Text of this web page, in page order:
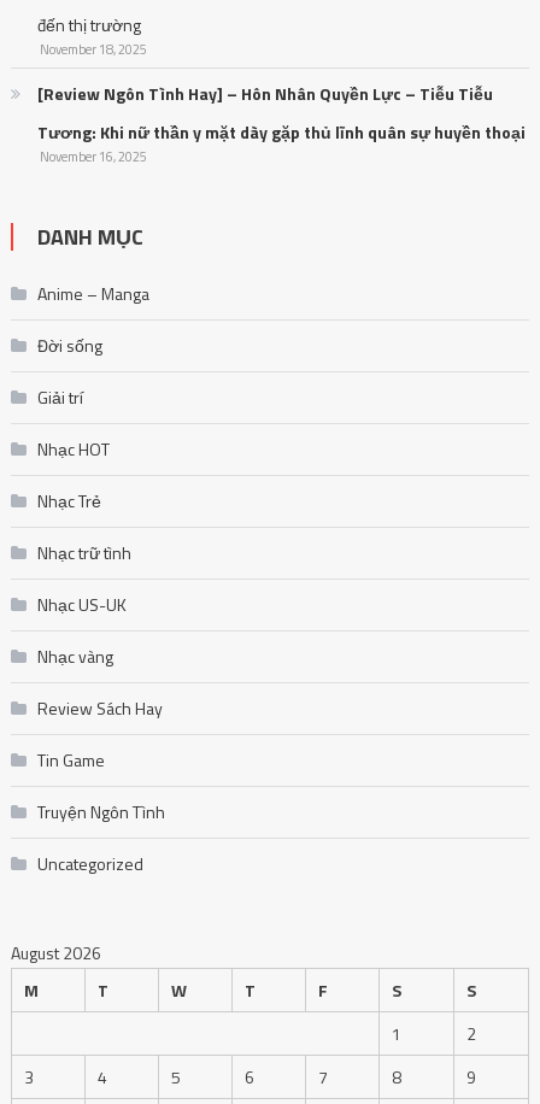
đến thị trường
November 18, 2025
[Review Ngôn Tình Hay] – Hôn Nhân Quyền Lực – Tiễu Tiễu
Tương: Khi nữ thần y mặt dày gặp thủ lĩnh quân sự huyền thoại
November 16, 2025
DANH MỤC
Anime – Manga
Đời sống
Giải trí
Nhạc HOT
Nhạc Trẻ
Nhạc trữ tình
Nhạc US-UK
Nhạc vàng
Review Sách Hay
Tin Game
Truyện Ngôn Tình
Uncategorized
August 2026
M
T W T F S
S
1
2
3
4 5 6 7 8
9